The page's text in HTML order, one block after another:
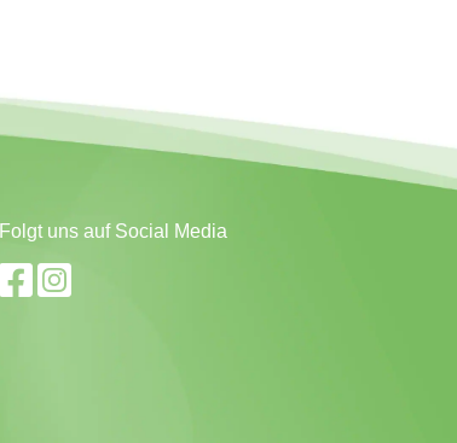
Folgt uns auf Social Media